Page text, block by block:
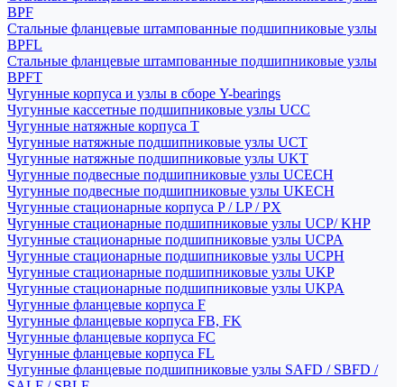
BPF
Стальные фланцевые штампованные подшипниковые узлы
BPFL
Стальные фланцевые штампованные подшипниковые узлы
BPFT
Чугунные корпуса и узлы в сборе Y-bearings
Чугунные кассетные подшипниковые узлы UCC
Чугунные натяжные корпуса T
Чугунные натяжные подшипниковые узлы UCT
Чугунные натяжные подшипниковые узлы UKT
Чугунные подвесные подшипниковые узлы UCECH
Чугунные подвесные подшипниковые узлы UKECH
Чугунные стационарные корпуса P / LP / PX
Чугунные стационарные подшипниковые узлы UCP/ KHP
Чугунные стационарные подшипниковые узлы UCPA
Чугунные стационарные подшипниковые узлы UCPH
Чугунные стационарные подшипниковые узлы UKP
Чугунные стационарные подшипниковые узлы UKPA
Чугунные фланцевые корпуса F
Чугунные фланцевые корпуса FB, FK
Чугунные фланцевые корпуса FC
Чугунные фланцевые корпуса FL
Чугунные фланцевые подшипниковые узлы SAFD / SBFD /